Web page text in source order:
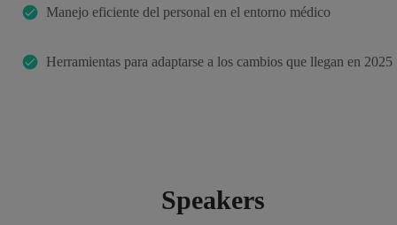
Manejo eficiente del personal en el entorno médico
Herramientas para adaptarse a los cambios que llegan en 2025
Speakers